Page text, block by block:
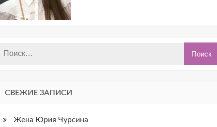
СВЕЖИЕ ЗАПИСИ
Жена Юрия Чурсина